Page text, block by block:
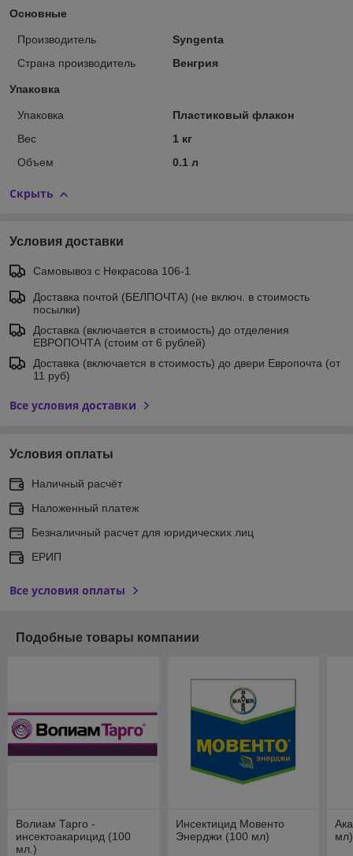
Основные
Производитель
Syngenta
Страна производитель
Венгрия
Упаковка
Упаковка
Пластиковый флакон
Вес
1 кг
Объем
0.1 л
Скрыть
Условия доставки
Самовывоз c Некрасова 106-1
Доставка почтой (БЕЛПОЧТА) (не включ. в стоимость
посылки)
Доставка (включается в стоимость) до отделения
ЕВРОПОЧТА (стоим от 6 рублей)
Доставка (включается в стоимость) до двери Европочта (от
11 руб)
Все условия доставки
Условия оплаты
Наличный расчёт
Наложенный платеж
Безналичный расчет для юридических лиц
ЕРИП
Все условия оплаты
Подобные товары компании
Волиам Тарго -
инсектоакарицид (100
мл.)
Инсектицид Мовенто
Энерджи (100 мл)
мл)